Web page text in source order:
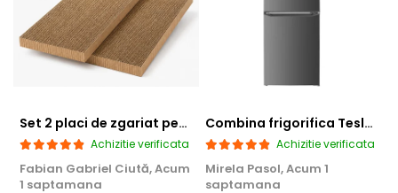
Set 2 placi de zgariat pentru casuta pisici BUNTZ KJW5086, compatibile cu casuta 59 x 28.5 x 35 cm
Achizitie verificata
Fabian Gabriel Ciută,Acum
1 saptamana
Combina frigorifica Tesla RC2600HXE, 262 l, Clasa E, Iluminare LED, dezghetare automata frigider, H 180 cm, Inox
Achizitie verificata
Mirela Pasol,Acum 1
saptamana